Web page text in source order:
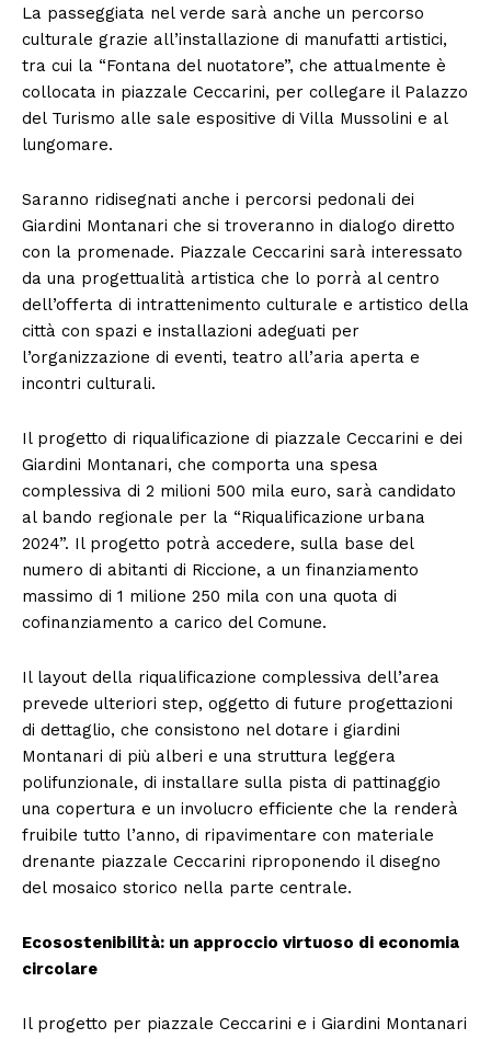
La passeggiata nel verde sarà anche un percorso
culturale grazie all’installazione di manufatti artistici,
tra cui la “Fontana del nuotatore”, che attualmente è
collocata in piazzale Ceccarini, per collegare il Palazzo
del Turismo alle sale espositive di Villa Mussolini e al
lungomare.
Saranno ridisegnati anche i percorsi pedonali dei
Giardini Montanari che si troveranno in dialogo diretto
con la promenade. Piazzale Ceccarini sarà interessato
da una progettualità artistica che lo porrà al centro
dell’offerta di intrattenimento culturale e artistico della
città con spazi e installazioni adeguati per
l’organizzazione di eventi, teatro all’aria aperta e
incontri culturali.
Il progetto di riqualificazione di piazzale Ceccarini e dei
Giardini Montanari, che comporta una spesa
complessiva di 2 milioni 500 mila euro, sarà candidato
al bando regionale per la “Riqualificazione urbana
2024”. Il progetto potrà accedere, sulla base del
numero di abitanti di Riccione, a un finanziamento
massimo di 1 milione 250 mila con una quota di
cofinanziamento a carico del Comune.
Il layout della riqualificazione complessiva dell’area
prevede ulteriori step, oggetto di future progettazioni
di dettaglio, che consistono nel dotare i giardini
Montanari di più alberi e una struttura leggera
polifunzionale, di installare sulla pista di pattinaggio
una copertura e un involucro efficiente che la renderà
fruibile tutto l’anno, di ripavimentare con materiale
drenante piazzale Ceccarini riproponendo il disegno
del mosaico storico nella parte centrale.
Ecosostenibilità: un approccio virtuoso di economia
circolare
Il progetto per piazzale Ceccarini e i Giardini Montanari